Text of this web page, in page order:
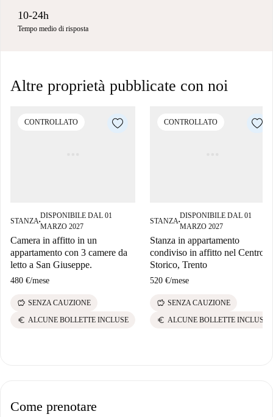
10-24h
Tempo medio di risposta
Altre proprietà pubblicate con noi
CONTROLLATO
STANZA■
DISPONIBILE DAL 01
MARZO 2027
Camera in affitto in un
appartamento con 3 camere da
letto a San Giuseppe.
480 €/mese
savings SENZA CAUZIONE
euro ALCUNE BOLLETTE INCLUSE
CONTROLLATO
STANZA■
DISPONIBILE DAL 01
MARZO 2027
Stanza in appartamento
condiviso in affitto nel Centro
Storico, Trento
520 €/mese
savings SENZA CAUZIONE
euro ALCUNE BOLLETTE INCLUSE
Come prenotare